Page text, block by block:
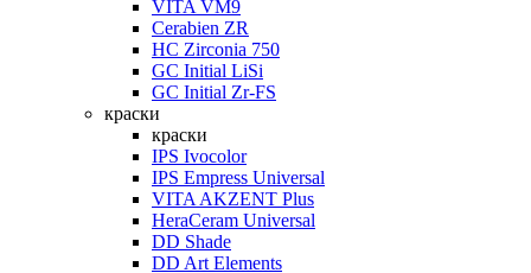
VITA VM9
Cerabien ZR
HC Zirconia 750
GC Initial LiSi
GC Initial Zr-FS
краски
краски
IPS Ivocolor
IPS Empress Universal
VITA AKZENT Plus
HeraCeram Universal
DD Shade
DD Art Elements